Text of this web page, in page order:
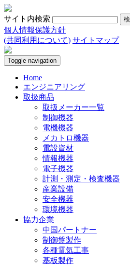
サイト内検索
個人情報保護方針
(共同利用について) サイトマップ
Toggle navigation
Home
エンジニアリング
取扱商品
取扱メーカー一覧
制御機器
電機機器
メカトロ機器
電設資材
情報機器
電子機器
計測・測定・検査機器
産業設備
安全機器
環境機器
協力企業
中国パートナー
制御盤製作
各種電気工事
基板製作